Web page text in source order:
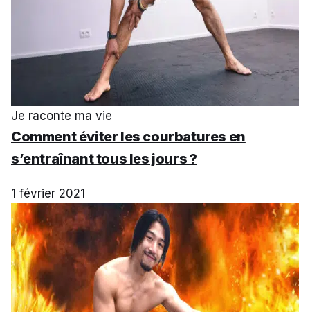
Je raconte ma vie
Comment éviter les courbatures en
s’entraînant tous les jours ?
1 février 2021